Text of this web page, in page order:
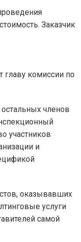
Заказчик
главу комиссии по
членов
участников
и
оказывавших
услуги
самой